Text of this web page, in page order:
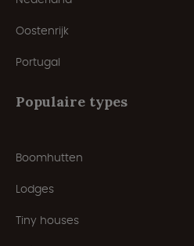
Oostenrijk
Portugal
Populaire types
Boomhutten
Lodges
Tiny houses